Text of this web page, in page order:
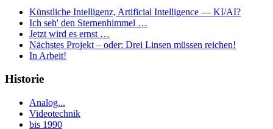
Künstliche Intelligenz, Artificial Intelligence — KI/AI?
Ich seh' den Sternenhimmel …
Jetzt wird es ernst …
Nächstes Projekt – oder: Drei Linsen müssen reichen!
In Arbeit!
Historie
Analog...
Videotechnik
bis 1990